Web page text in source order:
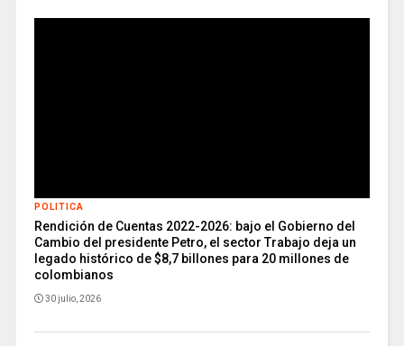
POLITICA
Rendición de Cuentas 2022-2026: bajo el Gobierno del
Cambio del presidente Petro, el sector Trabajo deja un
legado histórico de $8,7 billones para 20 millones de
colombianos
30 julio, 2026